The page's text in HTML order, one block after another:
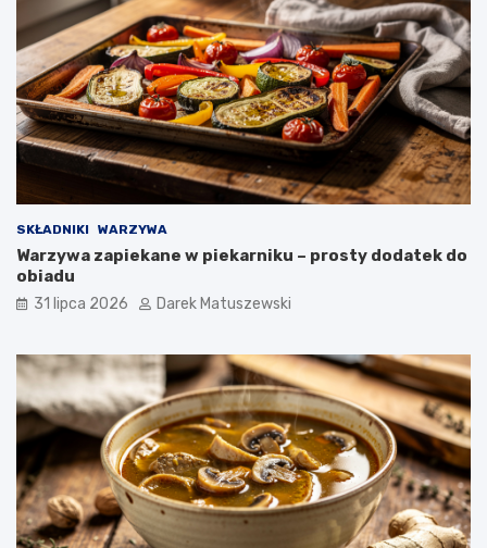
SKŁADNIKI WARZYWA
Warzywa zapiekane w piekarniku – prosty dodatek do
obiadu
31 lipca 2026 Darek Matuszewski